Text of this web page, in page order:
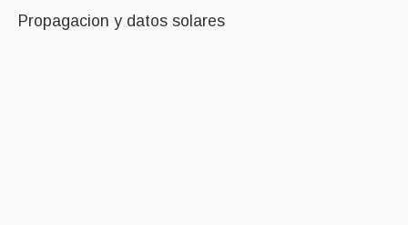
Propagacion y datos solares